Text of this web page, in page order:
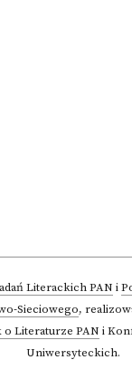
Literackich PAN i
Sieciowego,
Literaturze PAN i
Uniwersyteckich.